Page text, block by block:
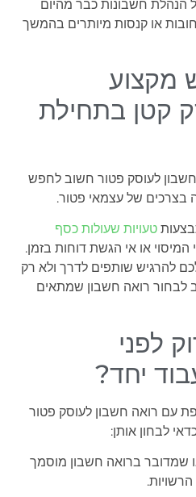
הנהלת חשבונות כבר מהיום
או קנסות מיותרים בהמשך
מקצוע
קטן בתחילת
לעוסק פטור חשוב לחפש
בצרכים של עצמאי פטור.
טעויות שעולות כסף
או אי הגשת דוחות בזמן.
להרגיש שותפים לדרך ולא רק
לבחור רואה חשבון שמתאים
לפני
יחד?
עם רואה חשבון לעוסק פטור
לבחון אותן:
שמדובר ברואה חשבון מוסמך